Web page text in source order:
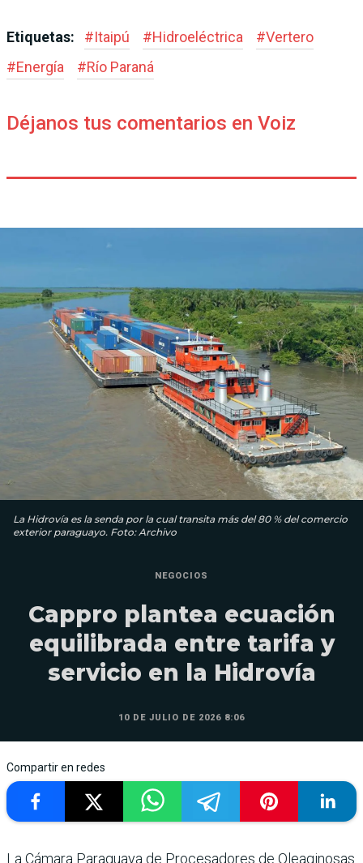
Etiquetas: #Itaipú #Hidroeléctrica #Vertero
#Energía #Río Paraná
Déjanos tus comentarios en Voiz
La Hidrovía es la senda por la cual transita más del 80 % del comercio
exterior paraguayo. Foto: Archivo
NEGOCIOS
Cappro plantea ecuación
equilibrada entre tarifa y
servicio en la Hidrovía
10 DE JULIO DE 2026 8:06
Compartir en redes
La Cámara Paraguaya de Procesadores de Oleaginosas